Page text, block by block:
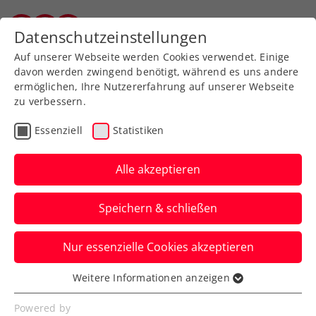
Zurück zur Newsübersicht
Rollstuhltennis
Rollstuhltennis: Taucher
und Legner erweitern ihre
Titelsammlungen
Während Taucher in der Türkei im Einzel
triumphiert, holt sich Legner in Cantu
Doppeltitel Nummer 275.
Verfasst von: Stefan Schuh, 05.05.2024
Datenschutzeinstellungen
Auf unserer Webseite werden Cookies verwendet. Einige
davon werden zwingend benötigt, während es uns andere
ermöglichen, Ihre Nutzererfahrung auf unserer Webseite
zu verbessern.
Essenziell Statistiken
Alle akzeptieren
Speichern & schließen
Nur essenzielle Cookies akzeptieren
Essenziell
Essenzielle Cookies werden für grundlegende
Weitere Informationen anzeigen
Powered by